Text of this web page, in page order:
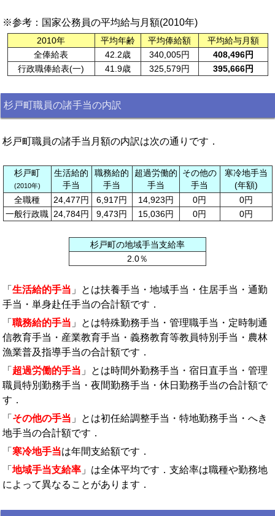
※参考：国家公務員の平均給与月額(2010年)
2010年 平均年齢 平均俸給額
平均給与月額
全俸給表
42.2歳 340,005円
408,496円
行政職俸給表(一)
41.9歳 325,579円 395,666円
杉戸町職員の諸手当の内訳
杉戸町職員の諸手当月額の内訳は次の通りです．
杉戸町
(2010年)
生活給的
手当
職務給的
手当
超過労働的
手当
その他の
手当
寒冷地手当
(年額)
全職種
24,477円 6,917円 14,923円 0円
0円
一般行政職 24,784円 9,473円 15,036円 0円 0円
杉戸町の地域手当支給率
2.0％
「 生活給的手当 」とは扶養手当・地域手当・住居手当・通勤
手当・単身赴任手当の合計額です．
「 職務給的手当 」とは特殊勤務手当・管理職手当・定時制通
信教育手当・産業教育手当・義務教育等教員特別手当・農林
漁業普及指導手当の合計額です．
「 超過労働的手当 」とは時間外勤務手当・宿日直手当・管理
職員特別勤務手当・夜間勤務手当・休日勤務手当の合計額で
す．
「 その他の手当 」とは初任給調整手当・特地勤務手当・へき
地手当の合計額です．
「 寒冷地手当は年間支給額です．
「 地域手当支給率 」は全体平均です．支給率は職種や勤務地
によって異なることがあります．